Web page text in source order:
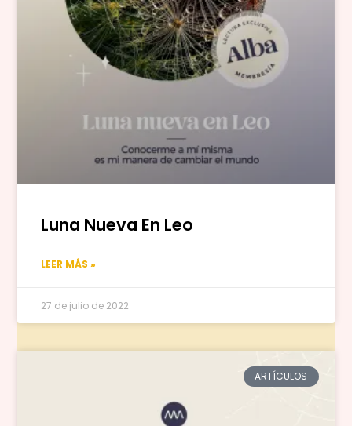
Luna Nueva En Leo
LEER MÁS »
27 de julio de 2022
ARTÍCULOS